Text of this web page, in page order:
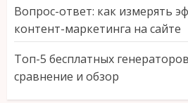
Вопрос-ответ: как измерять
контент-маркетинга на сайте
Топ-5 бесплатных
сравнение и обзор